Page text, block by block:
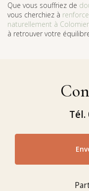
Que vous souffriez de
vous cherchiez à
naturellement à
à retrouver votre
Tél.